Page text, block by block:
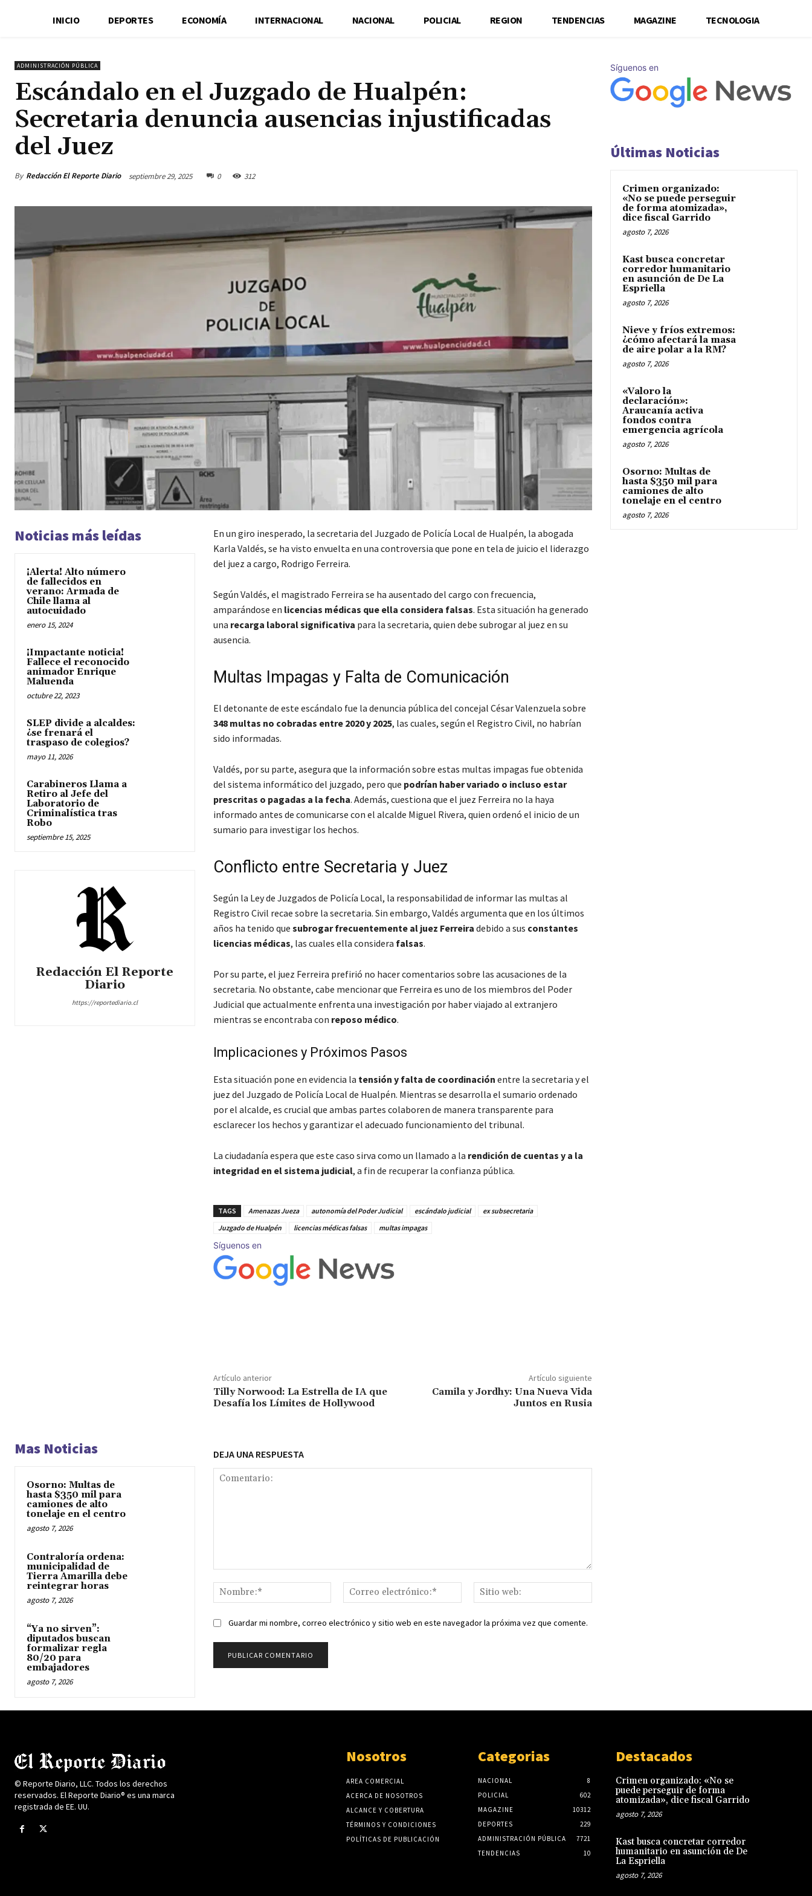
INICIO DEPORTES ECONOMÍA INTERNACIONAL NACIONAL POLICIAL REGION TENDENCIAS MAGAZINE TECNOLOGIA
ADMINISTRACIÓN PÚBLICA
Escándalo en el Juzgado de Hualpén:
Secretaria denuncia ausencias injustificadas
del Juez
By Redacción El Reporte Diario septiembre 29, 2025 0 312
Noticias más leídas
¡Alerta! Alto número
de fallecidos en
verano: Armada de
Chile llama al
autocuidado
enero 15, 2024
¡Impactante noticia!
Fallece el reconocido
animador Enrique
Maluenda
octubre 22, 2023
SLEP divide a alcaldes:
¿se frenará el
traspaso de colegios?
mayo 11, 2026
Carabineros Llama a
Retiro al Jefe del
Laboratorio de
Criminalística tras
Robo
septiembre 15, 2025
Redacción El Reporte
Diario
https://reportediario.cl
En un giro inesperado, la secretaria del Juzgado de Policía Local de Hualpén, la abogada
Karla Valdés, se ha visto envuelta en una controversia que pone en tela de juicio el liderazgo
del juez a cargo, Rodrigo Ferreira.
Según Valdés, el magistrado Ferreira se ha ausentado del cargo con frecuencia,
amparándose en licencias médicas que ella considera falsas. Esta situación ha generado
una recarga laboral significativa para la secretaria, quien debe subrogar al juez en su
ausencia.
Multas Impagas y Falta de Comunicación
El detonante de este escándalo fue la denuncia pública del concejal César Valenzuela sobre
348 multas no cobradas entre 2020 y 2025, las cuales, según el Registro Civil, no habrían
sido informadas.
Valdés, por su parte, asegura que la información sobre estas multas impagas fue obtenida
del sistema informático del juzgado, pero que podrían haber variado o incluso estar
prescritas o pagadas a la fecha. Además, cuestiona que el juez Ferreira no la haya
informado antes de comunicarse con el alcalde Miguel Rivera, quien ordenó el inicio de un
sumario para investigar los hechos.
Conflicto entre Secretaria y Juez
Según la Ley de Juzgados de Policía Local, la responsabilidad de informar las multas al
Registro Civil recae sobre la secretaria. Sin embargo, Valdés argumenta que en los últimos
años ha tenido que subrogar frecuentemente al juez Ferreira debido a sus constantes
licencias médicas, las cuales ella considera falsas.
Por su parte, el juez Ferreira prefirió no hacer comentarios sobre las acusaciones de la
secretaria. No obstante, cabe mencionar que Ferreira es uno de los miembros del Poder
Judicial que actualmente enfrenta una investigación por haber viajado al extranjero
mientras se encontraba con reposo médico.
Implicaciones y Próximos Pasos
Esta situación pone en evidencia la tensión y falta de coordinación entre la secretaria y el
juez del Juzgado de Policía Local de Hualpén. Mientras se desarrolla el sumario ordenado
por el alcalde, es crucial que ambas partes colaboren de manera transparente para
esclarecer los hechos y garantizar el adecuado funcionamiento del tribunal.
La ciudadanía espera que este caso sirva como un llamado a la rendición de cuentas y a la
integridad en el sistema judicial, a fin de recuperar la confianza pública.
TAGS Amenazas Jueza autonomía del Poder Judicial escándalo judicial
ex subsecretaria
Juzgado de Hualpén
licencias médicas falsas multas impagas
Síguenos en
Artículo anterior
Tilly Norwood: La Estrella de IA que
Desafía los Límites de Hollywood
Artículo siguiente
Camila y Jordhy: Una Nueva Vida
Juntos en Rusia
Mas Noticias
Osorno: Multas de
hasta $350 mil para
camiones de alto
tonelaje en el centro
agosto 7, 2026
Contraloría ordena:
municipalidad de
Tierra Amarilla debe
reintegrar horas
agosto 7, 2026
“Ya no sirven”:
diputados buscan
formalizar regla
80/20 para
embajadores
agosto 7, 2026
DEJA UNA RESPUESTA
Nombre:*
Correo
electrónico:*
web:
Guardar mi nombre, correo electrónico y sitio web en este navegador la próxima vez que comente.
Síguenos en
Últimas Noticias
Crimen organizado:
«No se puede perseguir
de forma atomizada»,
dice fiscal Garrido
agosto 7, 2026
Kast busca concretar
corredor humanitario
en asunción de De La
Espriella
agosto 7, 2026
Nieve y fríos extremos:
¿cómo afectará la masa
de aire polar a la RM?
agosto 7, 2026
«Valoro la
declaración»:
Araucanía activa
fondos contra
emergencia agrícola
agosto 7, 2026
Osorno: Multas de
hasta $350 mil para
camiones de alto
tonelaje en el centro
agosto 7, 2026
© Reporte Diario, LLC. Todos los derechos
reservados. El Reporte Diario® es una marca
registrada de EE. UU.
Nosotros
AREA COMERCIAL
ACERCA DE NOSOTROS
ALCANCE Y COBERTURA
TÉRMINOS Y CONDICIONES
POLÍTICAS DE PUBLICACIÓN
Categorias
NACIONAL
8
POLICIAL
602
MAGAZINE
10312
DEPORTES
229
ADMINISTRACIÓN PÚBLICA
7721
TENDENCIAS
10
Destacados
Crimen organizado: «No se
puede perseguir de forma
atomizada», dice fiscal Garrido
agosto 7, 2026
Kast busca concretar corredor
humanitario en asunción de De
La Espriella
agosto 7, 2026